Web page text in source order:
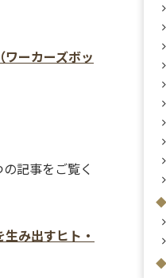
ワーカーズボッ
記事をご覧く
み出すヒト・